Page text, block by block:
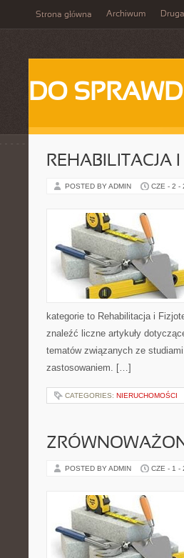
Strona główna Archiwum Druga
DO
REHABILITACJA
POSTED BY ADMIN CZE - 2 -
kategorie to Rehabilitacja i
znaleźć liczne artykuły
tematów związanych ze
zastosowaniem. […]
CATEGORIES: NIERUCHOMOŚCI
POSTED BY ADMIN CZE - 1 -